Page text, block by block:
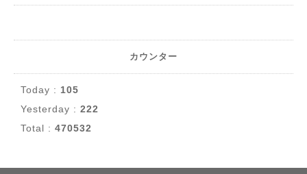
カウンター
Today : 105
Yesterday : 222
Total : 470532